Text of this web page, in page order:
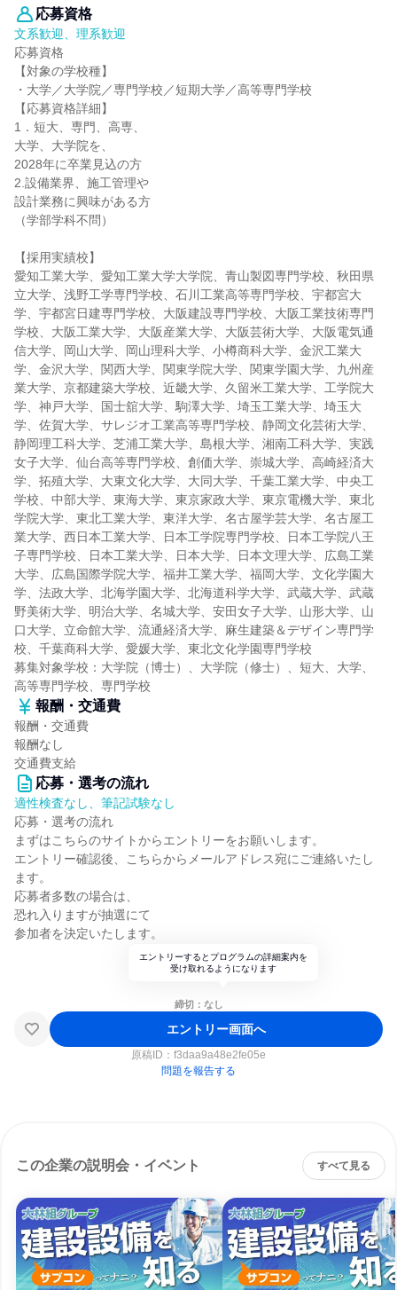
応募資格
文系歓迎、理系歓迎
応募資格
【対象の学校種】
・大学／大学院／専門学校／短期大学／高等専門学校
【応募資格詳細】
1．短大、専門、高専、
大学、大学院を、
2028年に卒業見込の方
2.設備業界、施工管理や
設計業務に興味がある方
（学部学科不問）
【採用実績校】
愛知工業大学、愛知工業大学大学院、青山製図専門学校、秋田県
立大学、浅野工学専門学校、石川工業高等専門学校、宇都宮大
学、宇都宮日建専門学校、大阪建設専門学校、大阪工業技術専門
学校、大阪工業大学、大阪産業大学、大阪芸術大学、大阪電気通
信大学、岡山大学、岡山理科大学、小樽商科大学、金沢工業大
学、金沢大学、関西大学、関東学院大学、関東学園大学、九州産
業大学、京都建築大学校、近畿大学、久留米工業大学、工学院大
学、神戸大学、国士舘大学、駒澤大学、埼玉工業大学、埼玉大
学、佐賀大学、サレジオ工業高等専門学校、静岡文化芸術大学、
静岡理工科大学、芝浦工業大学、島根大学、湘南工科大学、実践
女子大学、仙台高等専門学校、創価大学、崇城大学、高崎経済大
学、拓殖大学、大東文化大学、大同大学、千葉工業大学、中央工
学校、中部大学、東海大学、東京家政大学、東京電機大学、東北
学院大学、東北工業大学、東洋大学、名古屋学芸大学、名古屋工
業大学、西日本工業大学、日本工学院専門学校、日本工学院八王
子専門学校、日本工業大学、日本大学、日本文理大学、広島工業
大学、広島国際学院大学、福井工業大学、福岡大学、文化学園大
学、法政大学、北海学園大学、北海道科学大学、武蔵大学、武蔵
野美術大学、明治大学、名城大学、安田女子大学、山形大学、山
口大学、立命館大学、流通経済大学、麻生建築＆デザイン専門学
校、千葉商科大学、愛媛大学、東北文化学園専門学校
募集対象学校：大学院（博士）、大学院（修士）、短大、大学、
高等専門学校、専門学校
報酬・交通費
報酬・交通費
報酬なし
交通費支給
応募・選考の流れ
適性検査なし、筆記試験なし
応募・選考の流れ
まずはこちらのサイトからエントリーをお願いします。
エントリー確認後、こちらからメールアドレス宛にご連絡いたし
ます。
応募者多数の場合は、
恐れ入りますが抽選にて
参加者を決定いたします。
エントリーするとプログラムの詳細案内を
受け取れるようになります
締切：なし
エントリー画面へ
原稿ID： f3daa9a48e2fe05e
問題を報告する
この企業の説明会・イベント すべて見る